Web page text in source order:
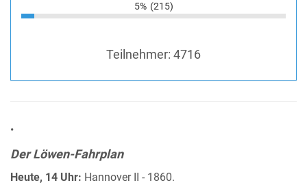
5% (215)
Teilnehmer: 4716
•
Der Löwen-Fahrplan
Heute, 14 Uhr: Hannover II - 1860.